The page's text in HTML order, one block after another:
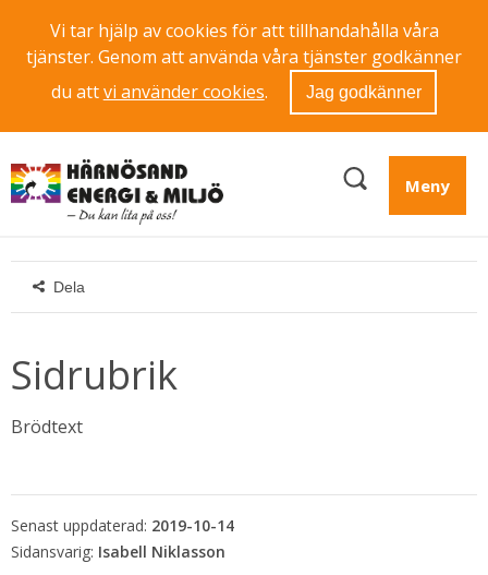
Vi tar hjälp av cookies för att tillhandahålla våra
tjänster. Genom att använda våra tjänster godkänner
du attvi använder cookies. Jag godkänner
Meny
Dela
Sidrubrik
Brödtext
Senast uppdaterad: 2019-10-14
Isabell Niklasson